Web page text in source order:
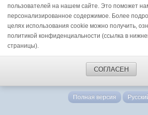
пользователей на нашем сайте. Это поможет
персонализированное содержимое. Более
целях использования cookie можно получить,
политикой конфиденциальности (ссылка в
страницы).
СОГЛАСЕН
Полная версия